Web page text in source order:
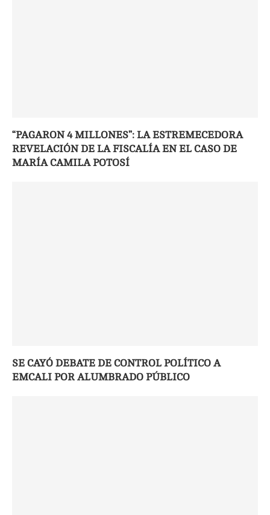
“PAGARON 4 MILLONES”: LA ESTREMECEDORA
REVELACIÓN DE LA FISCALÍA EN EL CASO DE
MARÍA CAMILA POTOSÍ
SE CAYÓ DEBATE DE CONTROL POLÍTICO A
EMCALI POR ALUMBRADO PÚBLICO